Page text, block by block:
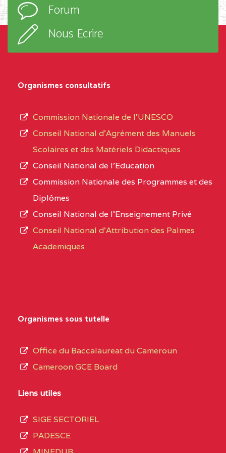
D'ENSEIGNEMENT
PROFESSIONNEL
(CEGEP) STE FOI BP
:4740 YAOUNDE
CENTRE
COLLEGE PANAFRICAIN
DE L'EXCELLENCE BP
CENTRE
COLLEGE PRIVE
CENTRE
COLLEGE PRIVE LAIC
SAINT MICHEL
CENTRE
d’enseignement,
type
L’offre
d’éducation
de
du
de
septembre
Forum
Nous Ecrire
Organismes consultatifs
Commission Nationale de l’UNESCO
Conseil National d’Agrément des Manuels
Scolaires et des Matériels Didactiques
Conseil National de l’Education
Commission Nationale des Programmes et des
Diplômes
Conseil National de l’Enseignement Privé
Conseil National d'Attribution des Palmes
Academiques
Organismes sous tutelle
Office du Baccalaureat du Cameroun
Cameroon GCE Board
Liens utiles
SIGE SECTORIEL
PADESCE